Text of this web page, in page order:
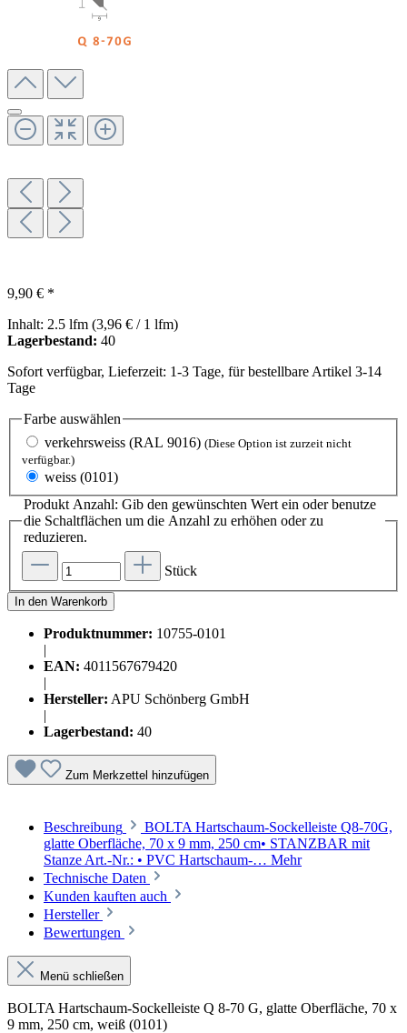
9,90 € *
Inhalt: 2.5 lfm (3,96 € / 1 lfm)
Lagerbestand: 40
Sofort verfügbar, Lieferzeit: 1-3 Tage, für bestellbare Artikel 3-14
Tage
Farbe auswählen
verkehrsweiss (RAL 9016) (Diese Option ist zurzeit nicht
verfügbar.)
weiss (0101)
Produkt Anzahl: Gib den gewünschten Wert ein oder benutze
die Schaltflächen um die Anzahl zu erhöhen oder zu
reduzieren.
Stück
In den Warenkorb
Produktnummer: 10755-0101
|
EAN: 4011567679420
|
Hersteller: APU Schönberg GmbH
|
Lagerbestand: 40
Zum Merkzettel hinzufügen
Beschreibung
BOLTA Hartschaum-Sockelleiste Q8-70G,
glatte Oberfläche, 70 x 9 mm, 250 cm• STANZBAR mit
Stanze Art.-Nr.: • PVC Hartschaum-… Mehr
Technische Daten
Kunden kauften auch
Hersteller
Bewertungen
Menü schließen
BOLTA Hartschaum-Sockelleiste Q 8-70 G, glatte Oberfläche, 70 x
9 mm, 250 cm, weiß (0101)